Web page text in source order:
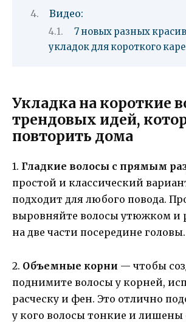
Видео:
7 новых разных
укладок для короткого каре
Укладка на короткие
трендовых идей,
повторить дома
1. Гладкие волосы с прямым
простой и классический
подходит для любого повода.
выровняйте волосы утюжком и
на две части посередине головы.
2. Объемные корни — чтобы
поднимите волосы у корней,
расческу и фен. Это отлично
у кого волосы тонкие и лишены